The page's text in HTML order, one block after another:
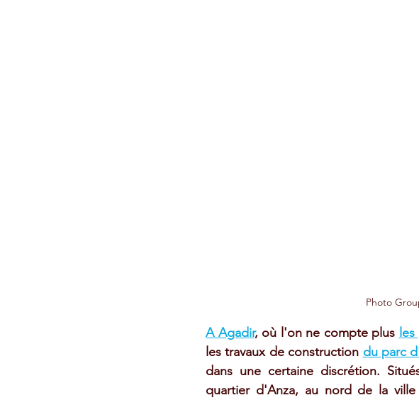
Photo
A Agadir, où l'on ne compte plus
les travaux de construction du parc
dans une certaine discrétion.
quartier d'Anza, au nord de la